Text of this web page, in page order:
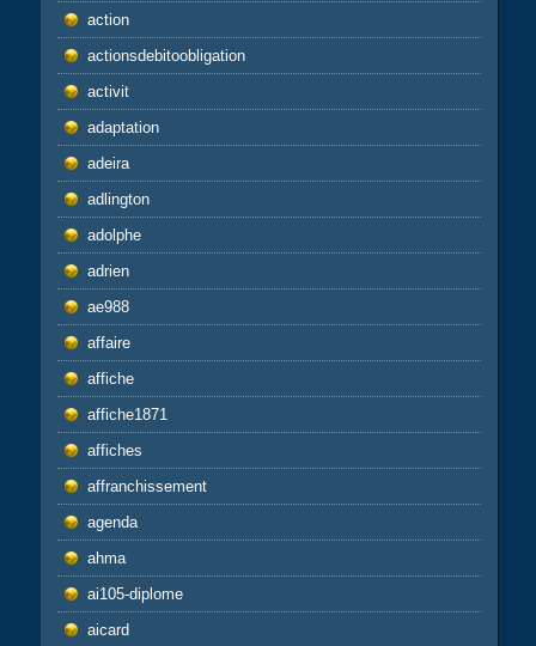
action
actionsdebitoobligation
activit
adaptation
adeira
adlington
adolphe
adrien
ae988
affaire
affiche
affiche1871
affiches
affranchissement
agenda
ahma
ai105-diplome
aicard